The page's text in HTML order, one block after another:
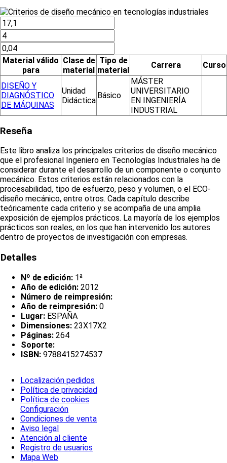
Material válido
para
Clase de
material
Tipo de
material
Carrera Curso
DISEÑO Y
DIAGNÓSTICO
DE MÁQUINAS
Unidad
Didáctica
Básico
MÁSTER
UNIVERSITARIO
EN INGENIERÍA
INDUSTRIAL
Reseña
Este libro analiza los principales criterios de diseño mecánico
que el profesional Ingeniero en Tecnologías Industriales ha de
considerar durante el desarrollo de un componente o conjunto
mecánico. Estos criterios están relacionados con la
procesabilidad, tipo de esfuerzo, peso y volumen, o el ECO-
diseño mecánico, entre otros. Cada capítulo describe
teóricamente cada criterio y se acompaña de una amplia
exposición de ejemplos prácticos. La mayoría de los ejemplos
prácticos son reales, en los que han intervenido los autores
dentro de proyectos de investigación con empresas.
Detalles
Nº de edición: 1ª
Año de edición: 2012
Número de reimpresión:
Año de reimpresión: 0
Lugar: ESPAÑA
Dimensiones: 23X17X2
Páginas: 264
Soporte:
ISBN: 9788415274537
Localización pedidos
Política de privacidad
Política de cookies
Configuración
Condiciones de venta
Aviso legal
Atención al cliente
Registro de usuarios
Mapa Web